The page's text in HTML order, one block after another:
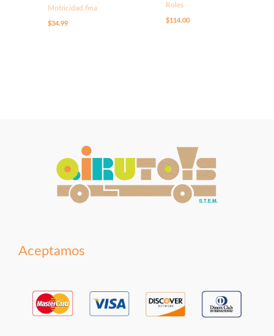
Motricidad fina
$34.99
Roles
$114.00
Aceptamos